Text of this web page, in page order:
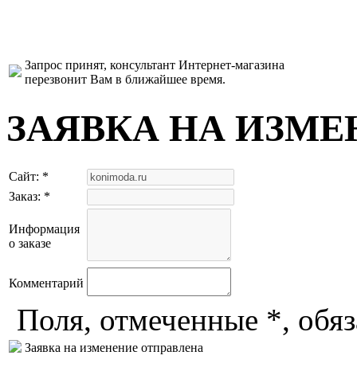
Запрос принят, консультант Интернет-магазина
перезвонит Вам в ближайшее время.
ЗАЯВКА НА
Сайт: *
Заказ: *
Информация
о заказе
Комментарий
Поля, отмеченные *,
Заявка на изменение отправлена